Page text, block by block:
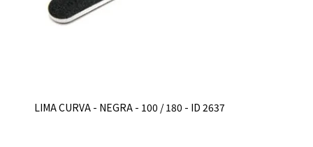
LIMA CURVA - NEGRA - 100 / 180 - ID 2637